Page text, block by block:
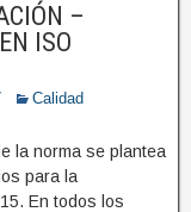
–
ISO
Calidad
la norma se plantea
para la
En todos los